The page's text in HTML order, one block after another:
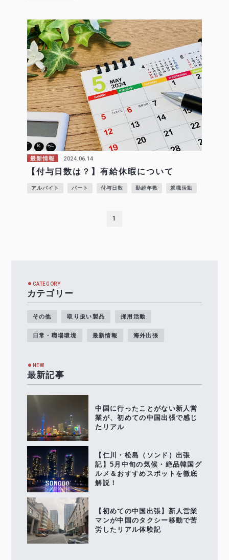
最新情報 2024.06.14
【付与日数は？】有給休暇について
アルバイト パート 付与日数 勤続年数 就職活動
1
CATEGORY
カテゴリー
その他 取り扱い製品 採用活動
日常・職場環境 最新情報 海外出張
NEW
最新記事
中国に行ったことがない新人営
業が、初めての中国出張で感じ
たリアル
【仁川・松島（ソンド）出張
記】5月中旬の気候・絶品韓国グ
ルメ＆おすすめスポットを徹底
解説！
【初めての中国出張】新人営業
マンが中国のタクシー移動で苦
労したリアル体験記